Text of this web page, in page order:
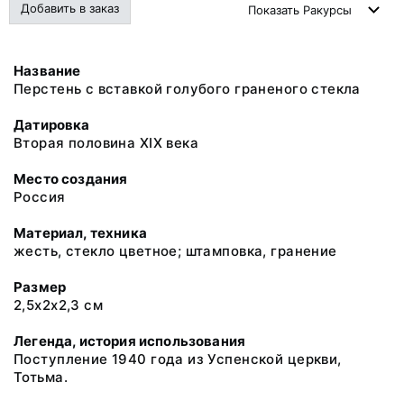
Добавить в заказ Показать Ракурсы
Название
Перстень с вставкой голубого граненого стекла
Датировка
Вторая половина XIX века
Место создания
Россия
Материал, техника
жесть, стекло цветное; штамповка, гранение
Размер
2,5х2х2,3 см
Легенда, история использования
Поступление 1940 года из Успенской церкви,
Тотьма.